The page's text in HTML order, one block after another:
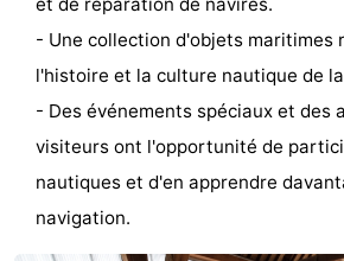
Églises
Moulins
Points
vue
Attractions
Croisières
- Une collection d'objets maritimes
l'histoire et la culture nautique de
- Des événements spéciaux et des
visiteurs ont l'opportunité de
nautiques et d'en apprendre
navigation.